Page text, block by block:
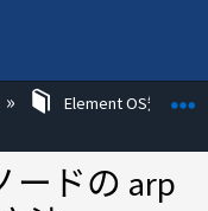
Element OS知识库
ードの arp